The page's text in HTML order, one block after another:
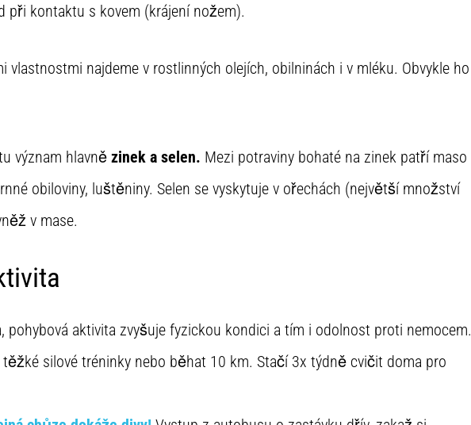
při kontaktu s kovem (krájení nožem).
vlastnostmi najdeme v rostlinných olejích, obilninách i v mléku. Obvykle ho
význam hlavně zinek a selen. Mezi potraviny bohaté na zinek patří maso
obiloviny, luštěniny. Selen se vyskytuje v ořechách (největší množství
v mase.
pohybová aktivita zvyšuje fyzickou kondici a tím i odolnost proti nemocem.
silové tréninky nebo běhat 10 km. Stačí 3x týdně cvičit doma pro